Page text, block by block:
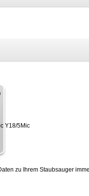
zu Ihrem Staubsauger